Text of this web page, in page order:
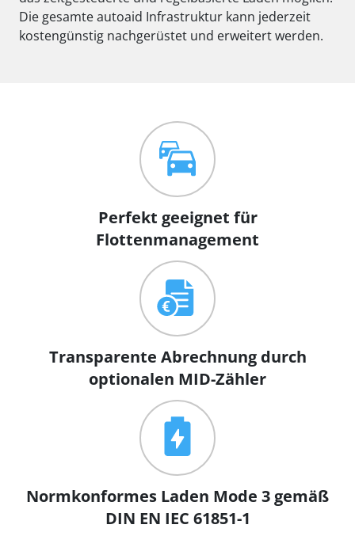
Die gesamte autoaid Infrastruktur kann jederzeit
kostengünstig nachgerüstet und erweitert werden.
Perfekt geeignet für
Flottenmanagement
Transparente Abrechnung durch
optionalen MID-Zähler
Normkonformes Laden Mode 3 gemäß
DIN EN IEC 61851-1